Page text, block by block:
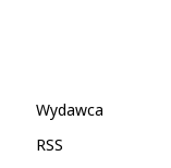
Wydawca
RSS